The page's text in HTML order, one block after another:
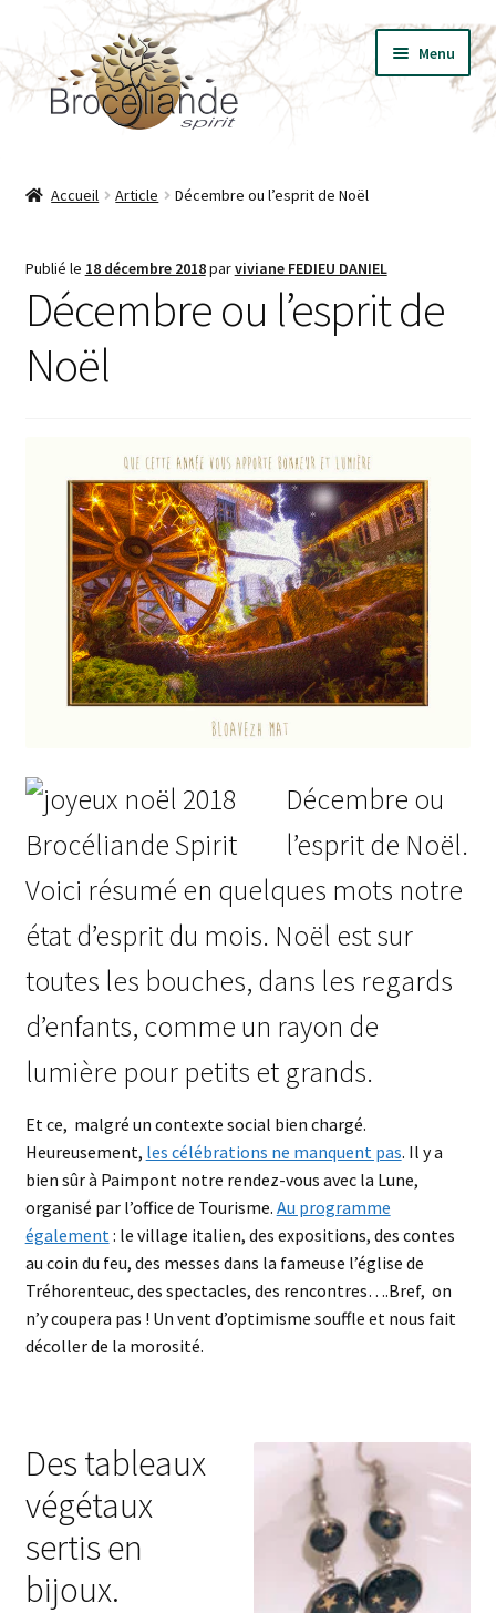
à
la
au
contenu
Menu
T-SHIRT LES ESSENTIELS
Accueil Article Décembre ou l’esprit de Noël
Publié le 18 décembre 2018parviviane FEDIEU DANIEL
Décembre ou l’esprit de
Noël
Décembre ou
l’esprit de Noël.
Voici résumé en quelques mots notre
état d’esprit du mois. Noël est sur
toutes les bouches, dans les regards
d’enfants, comme un rayon de
lumière pour petits et grands.
Et ce, malgré un contexte social bien chargé.
Heureusement, les célébrations ne manquent pas. Il y a
bien sûr à Paimpont notre rendez-vous avec la Lune,
organisé par l’office de Tourisme. Au programme
également: le village italien, des expositions, des contes
au coin du feu, des messes dans la fameuse l’église de
Tréhorenteuc, des spectacles, des rencontres….Bref, on
n’y coupera pas ! Un vent d’optimisme souffle et nous fait
décoller de la morosité.
Des tableaux
végétaux
sertis en
bijoux.